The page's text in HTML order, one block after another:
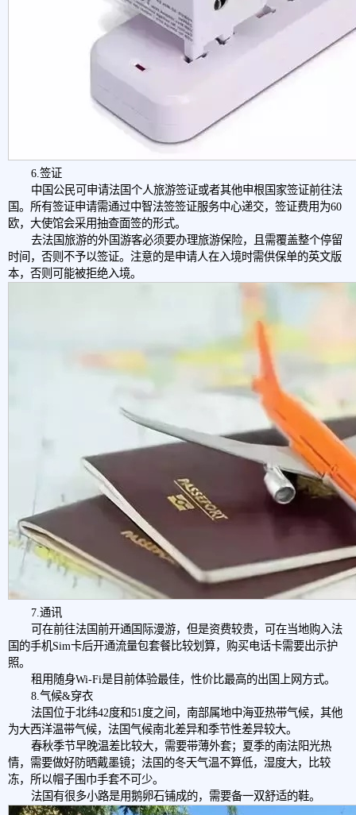
6.签证
中国公民可申请法国个人旅游签证或者其他申根国家签证前往法
国。所有签证申请需通过中智法签签证服务中心递交，签证费用为60
欧，大使馆会采用抽查面签的形式。
去法国旅游的外国游客必须要办理旅游保险，且需覆盖整个停留
时间，否则不予以签证。注意的是申请人在入境时需供保单的英文版
本，否则可能被拒绝入境。
7.通讯
可在前往法国前开通国际漫游，但是资费较贵，可在当地购入法
国的手机Sim卡后开通流量包套餐比较划算，购买电话卡需要出示护
照。
租用随身Wi-Fi是目前体验最佳，性价比最高的出国上网方式。
8.气候&穿衣
法国位于北纬42度和51度之间，南部属地中海亚热带气候，其他
为大西洋温带气候，法国气候南北差异和季节性差异较大。
春秋季节早晚温差比较大，需要带薄外套；夏季的南法阳光热
情，需要做好防晒戴墨镜；法国的冬天气温不算低，湿度大，比较
冻，所以帽子围巾手套不可少。
法国有很多小路是用鹅卵石铺成的，需要备一双舒适的鞋。